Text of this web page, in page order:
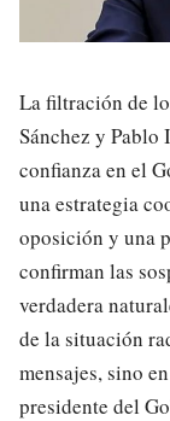
La filtración de
Sánchez y Pablo
confianza en el
una estrategia
oposición y una
confirman las
verdadera
de la situación
mensajes, sino
presidente del